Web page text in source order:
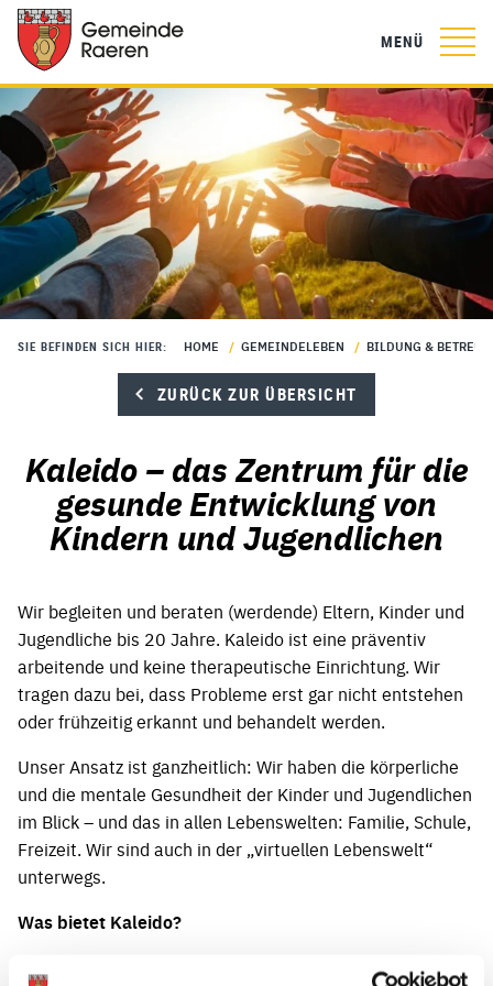
MENÜ
SIE BEFINDEN SICH HIER: HOME / GEMEINDELEBEN / BILDUNG &
ZURÜCK ZUR ÜBERSICHT
Kaleido – das Zentrum für die
gesunde Entwicklung von
Kindern und Jugendlichen
Wir begleiten und beraten (werdende) Eltern, Kinder und
Jugendliche bis 20 Jahre. Kaleido ist eine präventiv
arbeitende und keine therapeutische Einrichtung. Wir
tragen dazu bei, dass Probleme erst gar nicht entstehen
oder frühzeitig erkannt und behandelt werden.
Unser Ansatz ist ganzheitlich: Wir haben die körperliche
und die mentale Gesundheit der Kinder und Jugendlichen
im Blick – und das in allen Lebenswelten: Familie, Schule,
Freizeit. Wir sind auch in der „virtuellen Lebenswelt“
unterwegs.
Was bietet Kaleido?